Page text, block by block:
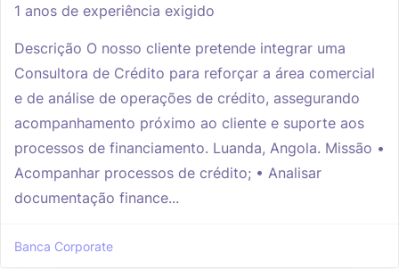
1 anos de experiência exigido
Descrição O nosso cliente pretende integrar uma
Consultora de Crédito para reforçar a área comercial
e de análise de operações de crédito, assegurando
acompanhamento próximo ao cliente e suporte aos
processos de financiamento. Luanda, Angola. Missão •
Acompanhar processos de crédito; • Analisar
documentação finance...
Banca Corporate